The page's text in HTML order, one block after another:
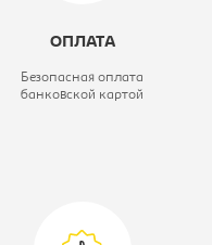
ОПЛАТА
Безопасная оплата
банковской картой